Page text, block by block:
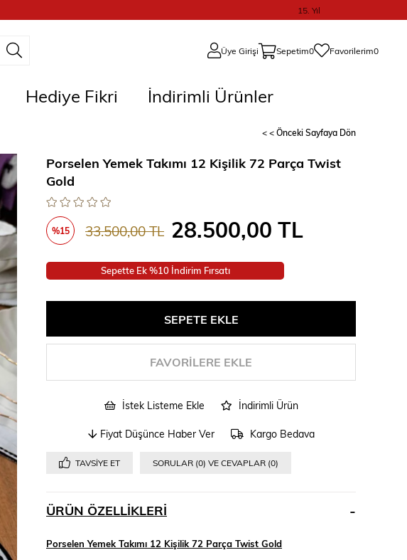
15. Yıl
Üye Girişi Sepetim0 Favorilerim0
Hediye Fikri İndirimli Ürünler
< < Önceki Sayfaya Dön
Porselen Yemek Takımı 12 Kişilik 72 Parça Twist
Gold
%15 33.500,00 TL 28.500,00 TL
Sepette Ek %10 İndirim Fırsatı
FAVORILERE EKLE
İstek Listeme Ekle İndirimli Ürün
Fiyat Düşünce Haber Ver Kargo Bedava
TAVSIYE ET SORULAR (0) VE CEVAPLAR (0)
ÜRÜN ÖZELLIKLERI
Porselen Yemek Takımı 12 Kişilik 72 Parça Twist Gold